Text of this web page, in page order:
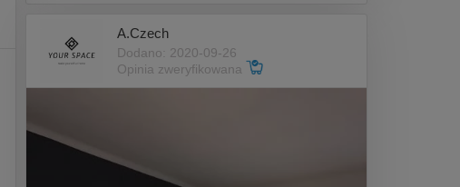
A.Czech
Dodano: 2020-09-26
Opinia zweryfikowana